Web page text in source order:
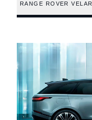
RANGE ROVER VELAR